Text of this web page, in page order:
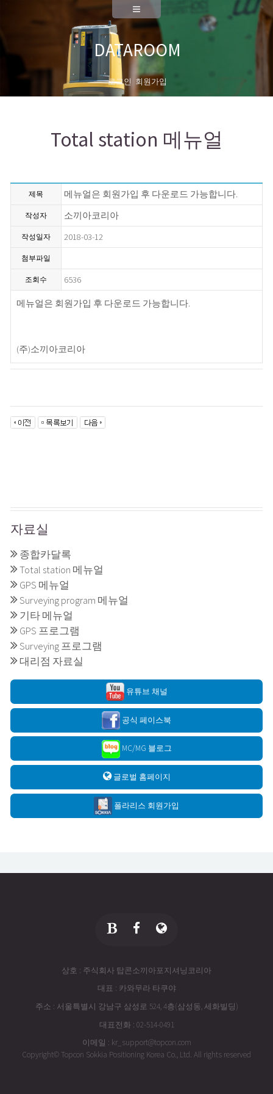
DATAROOM
로그인 회원가입
Total station 메뉴얼
제목 메뉴얼은 회원가입 후 다운로드 가능합니다.
작성자 소끼아코리아
작성일자 2018-03-12
첨부파일
조회수 6536
메뉴얼은 회원가입 후 다운로드 가능합니다.
(주)소끼아코리아
자료실
종합카달록
Total station 메뉴얼
GPS 메뉴얼
Surveying program 메뉴얼
기타 메뉴얼
GPS 프로그램
Surveying 프로그램
대리점 자료실
유튜브 채널
공식 페이스북
MC/MG 블로그
글로벌 홈페이지
폴라리스 회원가입
상호 : 주식회사 탑콘소끼아포지셔닝코리아
대표 : 카와무라 타쿠야
주소 : 서울특별시 강남구 삼성로 524, 4층(삼성동, 세화빌딩)
대표전화 : 02-514-0491
이메일 : kr_support@topcon.com
Copyright© Topcon Sokkia Positioning Korea Co., Ltd. All rights reserved
측량기기 성능검사
대리점안내
채용공고
오시는길